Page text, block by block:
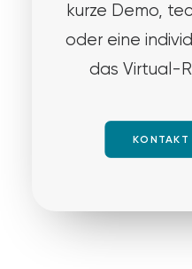
kurze Demo,
oder eine
das Virtual-
KONTAKT